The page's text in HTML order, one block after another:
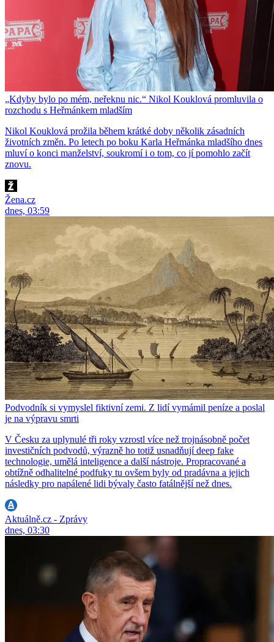
„Kdyby bylo po mém, neřeknu nic.“ Nikol Kouklová promluvila o
rozchodu s Heřmánkem mladším
Nikol Kouklová prožila během krátké doby několik zásadních
životních změn. Po letech po boku Karla Heřmánka mladšího dnes
mluví o konci manželství, soukromí i o tom, co jí pomohlo začít
znovu.
Žena.cz
dnes, 03:59
Podvodník si vymyslel fiktivní zemi. Z lidí vymámil peníze a poslal
je na výpravu smrti
V Česku za uplynulé tři roky vzrostl více než trojnásobně počet
investičních podvodů, výrazně ho totiž usnadňují deep fake
technologie, umělá inteligence a další nástroje. Propracované a
obtížně odhalitelné podfuky tu ovšem byly od pradávna a jejich
následky pro napálené lidi bývaly často fatálnější než dnes.
Aktuálně.cz - Zprávy
dnes, 03:30